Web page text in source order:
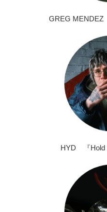
GREG MENDEZ
HYD 『Hold